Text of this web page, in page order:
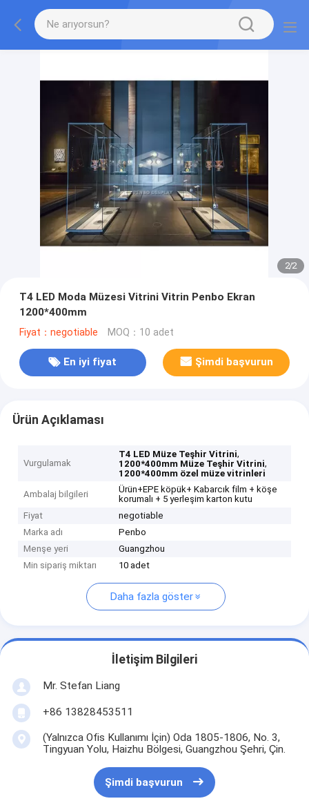
2/2
T4 LED Moda Müzesi Vitrini Vitrin Penbo Ekran
1200*400mm
Fiyat：negotiable MOQ：10 adet
En iyi fiyat Şimdi başvurun
Ürün Açıklaması
Vurgulamak
T4 LED Müze Teşhir Vitrini,
1200*400mm Müze Teşhir Vitrini,
1200*400mm özel müze vitrinleri
Ambalaj bilgileri
Ürün+EPE köpük+ Kabarcık film + köşe
korumalı + 5 yerleşim karton kutu
Fiyat
negotiable
Marka adı
Penbo
Menşe yeri
Guangzhou
Min sipariş miktarı
10 adet
Daha fazla göster
İletişim Bilgileri
Mr. Stefan Liang
+86 13828453511
(Yalnızca Ofis Kullanımı İçin) Oda 1805-1806, No. 3,
Tingyuan Yolu, Haizhu Bölgesi, Guangzhou Şehri, Çin.
Şimdi başvurun